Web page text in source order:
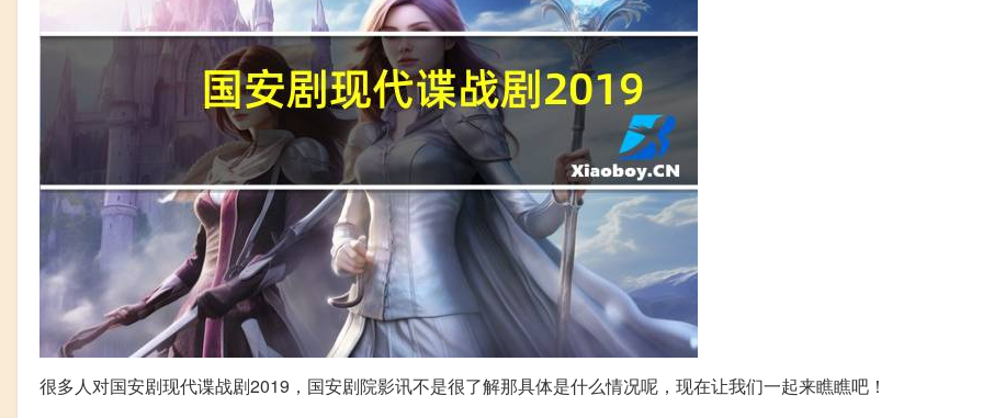
很多人对国安剧现代谍战剧2019，国安剧院影讯不是很了解那具体是什么情况呢，现在让我们一起来瞧瞧吧！